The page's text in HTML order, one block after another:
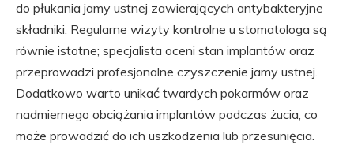
do płukania jamy ustnej zawierających antybakteryjne
składniki. Regularne wizyty kontrolne u stomatologa są
równie istotne; specjalista oceni stan implantów oraz
przeprowadzi profesjonalne czyszczenie jamy ustnej.
Dodatkowo warto unikać twardych pokarmów oraz
nadmiernego obciążania implantów podczas żucia, co
może prowadzić do ich uszkodzenia lub przesunięcia.